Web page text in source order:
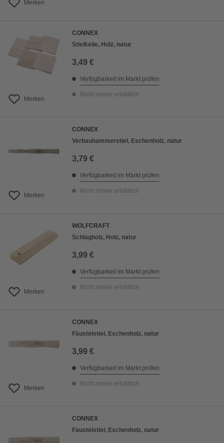
Merken
Merken
CONNEX
Stielkeile, Holz, natur
3,49 €
Verfügbarkeit im Markt prüfen
Nicht online erhältlich
Merken
CONNEX
Verbauhammerstiel, Eschenholz, natur
3,79 €
Verfügbarkeit im Markt prüfen
Nicht online erhältlich
Merken
WOLFCRAFT
Schlagholz, Holz, natur
3,99 €
Verfügbarkeit im Markt prüfen
Nicht online erhältlich
Merken
CONNEX
Fäustelstiel, Eschenholz, natur
3,99 €
Verfügbarkeit im Markt prüfen
Nicht online erhältlich
CONNEX
Fäustelstiel, Eschenholz, natur